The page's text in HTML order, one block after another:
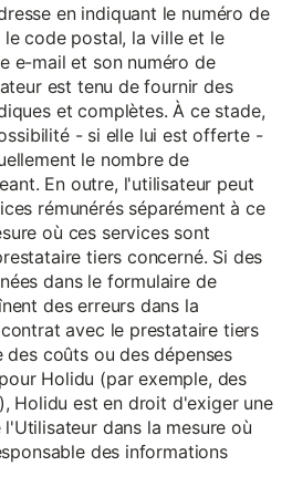
en indiquant le numéro de
le code postal, la ville et le
e-mail et son numéro de
est tenu de fournir des
et complètes. À ce stade,
- si elle lui est offerte -
le nombre de
En outre, l'utilisateur peut
rémunérés séparément à ce
où ces services sont
tiers concerné. Si des
dans le formulaire de
des erreurs dans la
avec le prestataire tiers
des coûts ou des dépenses
Holidu (par exemple, des
Holidu est en droit d'exiger une
dans la mesure où
des informations